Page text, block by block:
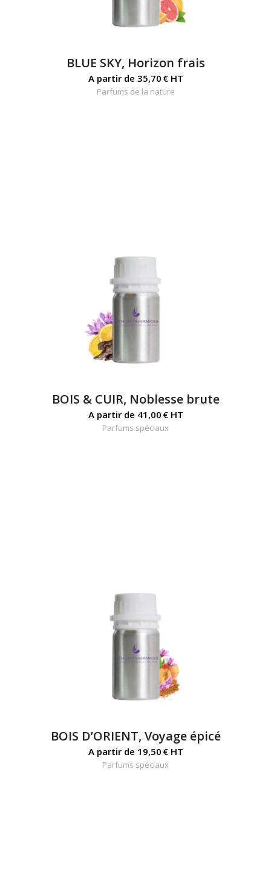
BLUE SKY, Horizon frais
A partir de 35,70 €HT
Parfums de la nature
BOIS & CUIR, Noblesse brute
A partir de 41,00 €HT
Parfums spéciaux
BOIS D’ORIENT, Voyage épicé
A partir de 19,50 €HT
Parfums spéciaux